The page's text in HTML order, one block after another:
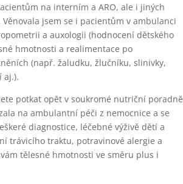
na interním a ARO, ale i jiných
jsem se i pacientům v ambulanci
a auxologii (hodnocení dětského
hmotnosti a realimentace po
(např. žaludku, žlučníku, slinivky,
aj.).
potkat opět v soukromé nutriční poradně
na ambulantní péči z nemocnice a se
diagnostice, léčebné výživě dětí a
trávicího traktu, potravinové alergie a
tělesné hmotnosti ve směru plus i